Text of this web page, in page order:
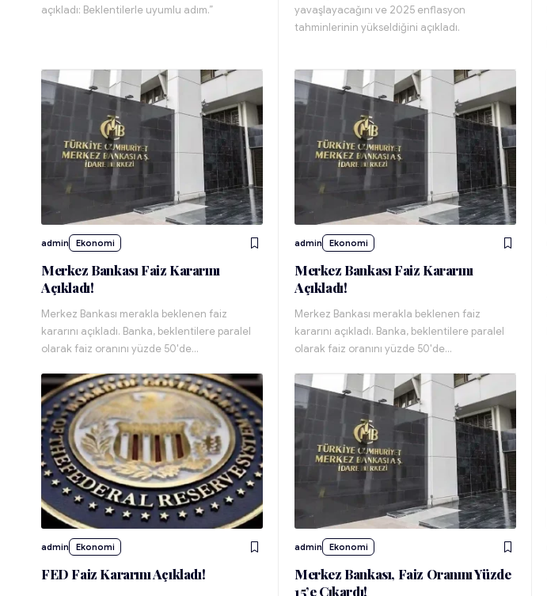
açıkladı: Beklentilerle uyumlu adım.”
yavaşlayacağını ve 2025 enflasyon
tahminlerinin yükseldiğini açıkladı.
admin Ekonomi
Merkez Bankası Faiz Kararını
Açıkladı!
Merkez Bankası merakla beklenen faiz
kararını açıkladı. Banka, beklentilere paralel
olarak faiz oranını yüzde 50'de…
admin Ekonomi
Merkez Bankası Faiz Kararını
Açıkladı!
Merkez Bankası merakla beklenen faiz
kararını açıkladı. Banka, beklentilere paralel
olarak faiz oranını yüzde 50'de…
admin Ekonomi
FED Faiz Kararını Açıkladı!
admin Ekonomi
Merkez Bankası, Faiz Oranını Yüzde
15’e Çıkardı!